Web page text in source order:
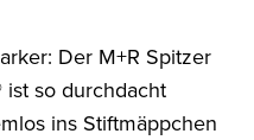
Der M+R Spitzer
ist so durchdacht
ins Stiftmäppchen